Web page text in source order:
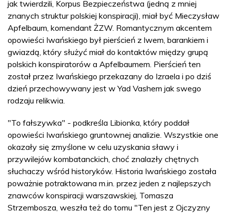
jak twierdzili, Korpus Bezpieczeństwa (jedną z mniej
znanych struktur polskiej konspiracji), miał być Mieczysław
Apfelbaum, komendant ŻZW. Romantycznym akcentem
opowieści Iwańskiego był pierścień z lwem, barankiem i
gwiazdą, który służyć miał do kontaktów między grupą
polskich konspiratorów a Apfelbaumem. Pierścień ten
został przez Iwańskiego przekazany do Izraela i po dziś
dzień przechowywany jest w Yad Vashem jak swego
rodzaju relikwia.
"To fałszywka" - podkreśla Libionka, który poddał
opowieści Iwańskiego gruntownej analizie. Wszystkie one
okazały się zmyślone w celu uzyskania sławy i
przywilejów kombatanckich, choć znalazły chętnych
słuchaczy wśród historyków. Historia Iwańskiego została
poważnie potraktowana m.in. przez jeden z najlepszych
znawców konspiracji warszawskiej, Tomasza
Strzembosza, weszła też do tomu "Ten jest z Ojczyzny